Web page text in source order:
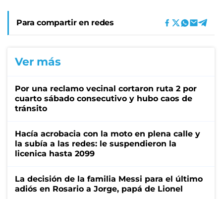
Para compartir en redes
Ver más
Por una reclamo vecinal cortaron ruta 2 por
cuarto sábado consecutivo y hubo caos de
tránsito
Hacía acrobacia con la moto en plena calle y
la subía a las redes: le suspendieron la
licenica hasta 2099
La decisión de la familia Messi para el último
adiós en Rosario a Jorge, papá de Lionel